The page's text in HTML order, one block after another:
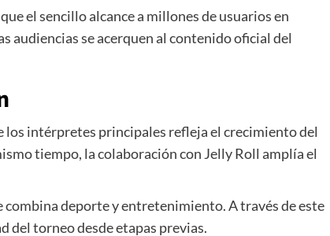
el sencillo alcance a millones de usuarios en
audiencias se acerquen al contenido oficial del
los intérpretes principales refleja el crecimiento del
tiempo, la colaboración con Jelly Roll amplía el
combina deporte y entretenimiento. A través de este
del torneo desde etapas previas.